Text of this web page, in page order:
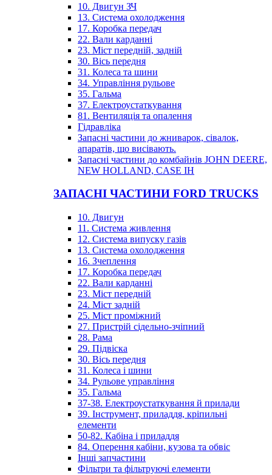
10. Двигун ЗЧ
13. Система охолодження
17. Коробка передач
22. Вали карданні
23. Міст передній, задній
30. Вісь передня
31. Колеса та шини
34. Управління рульове
35. Гальма
37. Електроустаткування
81. Вентиляція та опалення
Гідравліка
Запасні частини до жниварок, сівалок,
апаратів, що висівають.
Запасні частини до комбайнів JOHN DEERE,
NEW HOLLAND, CASE IH
ЗАПАСНІ ЧАСТИНИ FORD TRUCKS
10. Двигун
11. Система живлення
12. Система випуску газів
13. Система охолодження
16. Зчеплення
17. Коробка передач
22. Вали карданні
23. Міст передній
24. Міст задній
25. Міст проміжний
27. Пристрій сідельно-зчіпний
28. Рама
29. Підвіска
30. Вісь передня
31. Колеса і шини
34. Рульове управління
35. Гальма
37-38. Електроустаткування й прилади
39. Інструмент, приладдя, кріпильні
елементи
50-82. Кабіна і приладдя
84. Оперення кабіни, кузова та обвіс
Інші запчастини
Фільтри та фільтруючі елементи